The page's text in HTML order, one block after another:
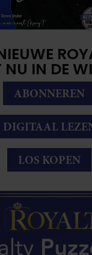
NU IN DE
ABONNEREN
DIGITAAL
LOS KOPEN